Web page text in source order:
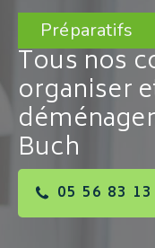
Préparatifs
Tous nos
organiser
Buch
05 56 83